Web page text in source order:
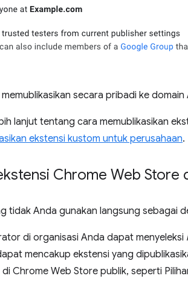
secara pribadi ke domain
lanjut tentang cara memublikasikan
ekstensi kustom untuk perusahaan.
Chrome Web Store
tidak Anda gunakan langsung sebagai
di organisasi Anda dapat menyeleksi
mencakup ekstensi yang
Chrome Web Store publik, seperti